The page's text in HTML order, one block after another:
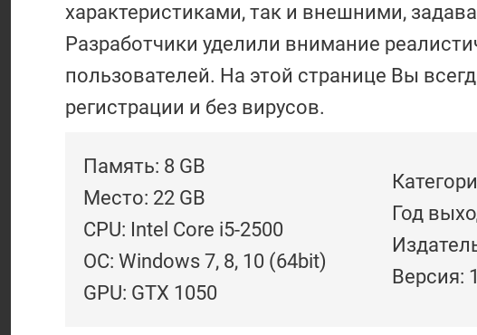
характеристиками, так и внешними,
Разработчики уделили внимание
пользователей. На этой странице Вы
регистрации и без вирусов.
Память: 8 GB
Место: 22 GB
CPU: Intel Core i5-2500
ОС: Windows 7, 8, 10 (64bit)
GPU: GTX 1050
Год
Версия: